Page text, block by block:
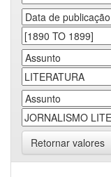
Retornar valores